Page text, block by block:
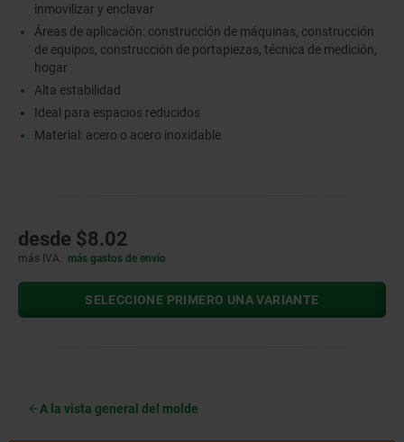
inmovilizar y enclavar
Áreas de aplicación: construcción de máquinas, construcción
de equipos, construcción de portapiezas, técnica de medición,
hogar
Alta estabilidad
Ideal para espacios reducidos
Material: acero o acero inoxidable
desde $8.02
más IVA. más gastos de envío
SELECCIONE PRIMERO UNA VARIANTE
A la vista general del molde